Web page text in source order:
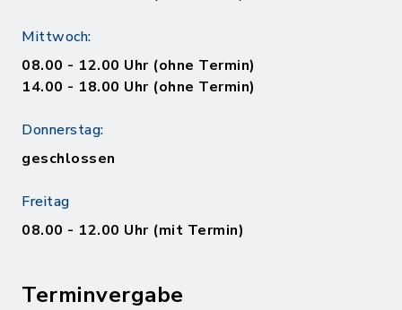
Mittwoch:
08.00 - 12.00 Uhr (ohne Termin)
14.00 - 18.00 Uhr (ohne Termin)
Donnerstag:
geschlossen
Freitag
08.00 - 12.00 Uhr (mit Termin)
Terminvergabe